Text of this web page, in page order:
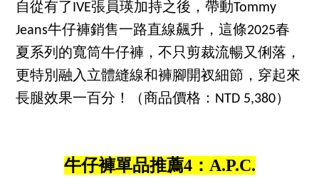
自從有了IVE張員瑛加持之後，帶動Tommy
Jeans牛仔褲銷售一路直線飆升，這條2025春
夏系列的寬筒牛仔褲，不只剪裁流暢又俐落，
更特別融入立體縫線和褲腳開衩細節，穿起來
長腿效果一百分！（商品價格：NTD 5,380）
牛仔褲單品推薦4：A.P.C.